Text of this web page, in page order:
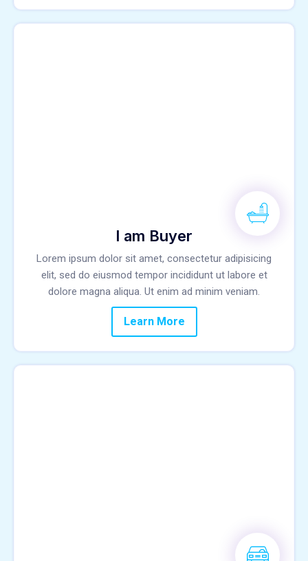
I am Buyer
Lorem ipsum dolor sit amet, consectetur adipisicing
elit, sed do eiusmod tempor incididunt ut labore et
dolore magna aliqua. Ut enim ad minim veniam.
Learn More